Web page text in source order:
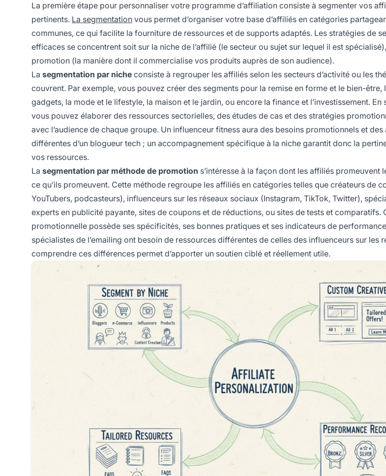
La première étape pour personnaliser votre programme d’affiliation consiste à segmenter vos
pertinents. La segmentation vous permet d’organiser votre base d’affiliés en catégories
communes, ce qui facilite la fourniture de ressources et de supports adaptés. Les stratégies de
efficaces se concentrent soit sur la niche de l’affilié (le secteur ou sujet sur lequel il est
promotion (la manière dont il commercialise vos produits auprès de son audience).
La segmentation par niche consiste à regrouper les affiliés selon les secteurs d’activité ou les
couvrent. Par exemple, vous pouvez créer des segments pour la remise en forme et le bien-être,
gadgets, la mode et le lifestyle, la maison et le jardin, ou encore la finance et l’investissement. En
vous pouvez élaborer des ressources sectorielles, des études de cas et des stratégies
avec l’audience de chaque groupe. Un influenceur fitness aura des besoins promotionnels et des
différentes d’un blogueur tech ; un accompagnement spécifique à la niche garantit donc la
vos ressources.
La segmentation par méthode de promotion s’intéresse à la façon dont les affiliés promeuvent
ce qu’ils promeuvent. Cette méthode regroupe les affiliés en catégories telles que créateurs de
YouTubers, podcasteurs), influenceurs sur les réseaux sociaux (Instagram, TikTok, Twitter),
experts en publicité payante, sites de coupons et de réductions, ou sites de tests et comparatifs.
promotionnelle possède ses spécificités, ses bonnes pratiques et ses indicateurs de
spécialistes de l’emailing ont besoin de ressources différentes de celles des influenceurs sur les
comprendre ces différences permet d’apporter un soutien ciblé et réellement utile.